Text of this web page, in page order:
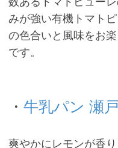
みが強い有機トマト
の色合いと風味をお
です。
・ 牛乳パン 瀬
爽やかにレモンが香